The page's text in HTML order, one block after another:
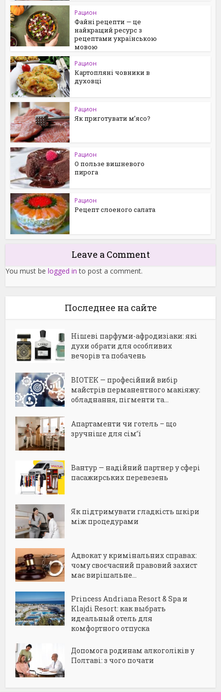
Рацион
Файні рецепти — це
найкращий ресурс з
рецептами українською
мовою
Рацион
Картопляні човники в
духовці
Рацион
Як приготувати м’ясо?
Рацион
О пользе вишневого
пирога
Рацион
Рецепт слоеного салата
Leave a Comment
You must belogged in to post a comment.
Последнее на сайте
Нішеві парфуми-афродизіаки: які
духи обрати для особливих
вечорів та побачень
BIOTEK — професійний вибір
майстрів перманентного макіяжу:
обладнання, пігменти та...
Апартаменти чи готель – що
зручніше для сім’ї
Вантур — надійний партнер у сфері
пасажирських перевезень
Як підтримувати гладкість шкіри
між процедурами
Адвокат у кримінальних справах:
чому своєчасний правовий захист
має вирішальне...
Princess Andriana Resort & Spa и
Klajdi Resort: как выбрать
идеальный отель для
комфортного отпуска
Допомога родинам алкоголіків у
Полтаві: з чого почати